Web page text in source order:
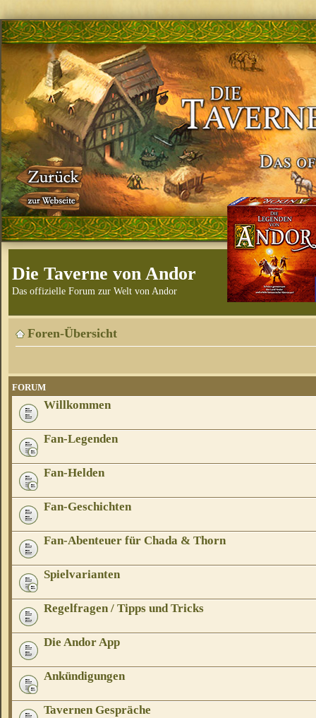
Die Taverne von Andor
Das offizielle Forum zur Welt von Andor
Foren-Übersicht
FORUM
Willkommen
Fan-Legenden
Fan-Helden
Fan-Geschichten
Fan-Abenteuer für Chada & Thorn
Spielvarianten
Regelfragen / Tipps und Tricks
Die Andor App
Ankündigungen
Tavernen Gespräche